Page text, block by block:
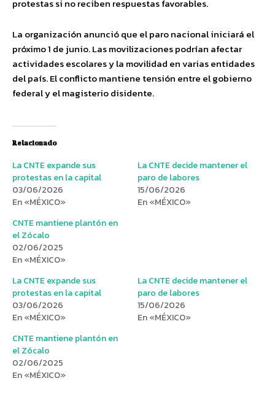
protestas si no reciben respuestas favorables.
La organización anunció que el paro nacional iniciará el
próximo 1 de junio. Las movilizaciones podrían afectar
actividades escolares y la movilidad en varias entidades
del país. El conflicto mantiene tensión entre el gobierno
federal y el magisterio disidente.
Relacionado
La CNTE expande sus
protestas en la capital
03/06/2026
En «MÉXICO»
La CNTE decide mantener el
paro de labores
15/06/2026
En «MÉXICO»
CNTE mantiene plantón en
el Zócalo
02/06/2025
En «MÉXICO»
La CNTE expande sus
protestas en la capital
03/06/2026
En «MÉXICO»
La CNTE decide mantener el
paro de labores
15/06/2026
En «MÉXICO»
CNTE mantiene plantón en
el Zócalo
02/06/2025
En «MÉXICO»